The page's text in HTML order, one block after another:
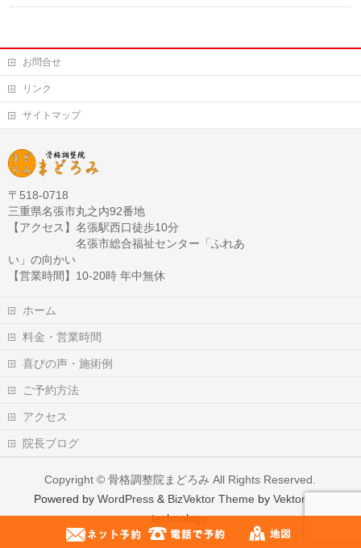
お問合せ
リンク
サイトマップ
〒518-0718
三重県名張市丸之内92番地
【アクセス】名張駅西口徒歩10分
名張市総合福祉センター「ふれあ
い」の向かい
【営業時間】10-20時 年中無休
ホーム
料金・営業時間
喜びの声・施術例
ご予約方法
アクセス
院長ブログ
Copyright ©骨格調整院まどろみ All Rights Reserved.
Powered byWordPress & BizVektor Theme byVektor,Inc.
technology.